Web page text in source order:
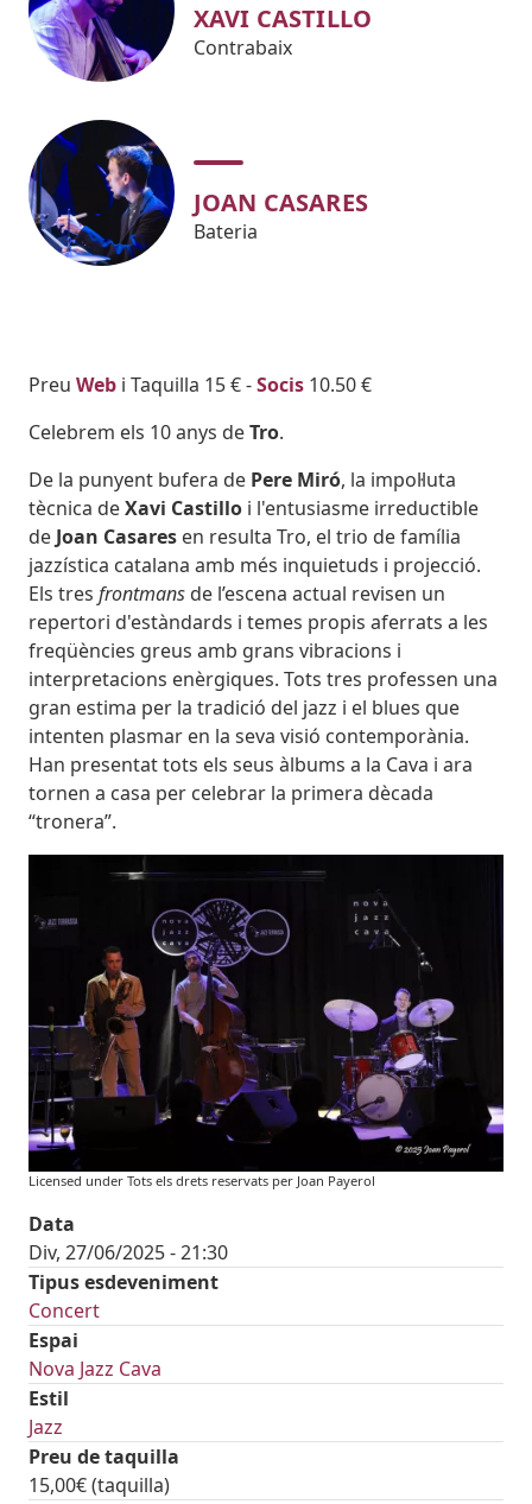
XAVI CASTILLO
Contrabaix
JOAN CASARES
Bateria
Body
Preu Web i Taquilla 15 € -Socis 10.50 €
Celebrem els 10 anys deTro.
De la punyent bufera de Pere Miró, la impol·luta
tècnica deXavi Castillo i l'entusiasme irreductible
de Joan Casares en resulta Tro, el trio de família
jazzística catalana amb més inquietuds i projecció.
Els tres frontmans de l’escena actual revisen un
repertori d'estàndards i temes propis aferrats a les
freqüències greus amb grans vibracions i
interpretacions enèrgiques. Tots tres professen una
gran estima per la tradició del jazz i el blues que
intenten plasmar en la seva visió contemporània.
Han presentat tots els seus àlbums a la Cava i ara
tornen a casa per celebrar la primera dècada
“tronera”.
Licensed under Tots els drets reservats per Joan Payerol
Data
Div, 27/06/2025 - 21:30
Tipus esdeveniment
Concert
Espai
Nova Jazz Cava
Estil
Jazz
Preu de taquilla
15,00€ (taquilla)